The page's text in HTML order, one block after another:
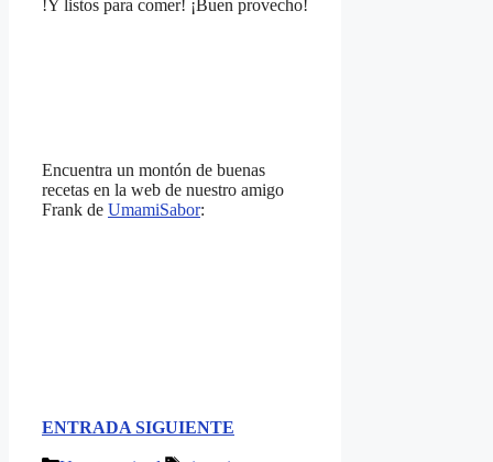
!Y listos para comer! ¡Buen provecho!
Encuentra un montón de buenas
recetas en la web de nuestro amigo
Frank de UmamiSabor:
ENTRADA SIGUIENTE